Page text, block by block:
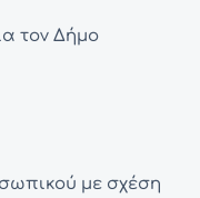
τον Δήμο
με σχέση